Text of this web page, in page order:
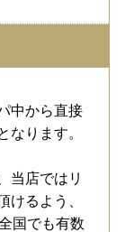
中から直接
なります。
当店ではリ
けるよう、
国でも有数